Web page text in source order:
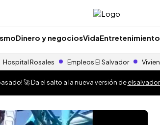
Dinero y negociosVidaEntretenimiento
Hospital Rosales Empleos El Salvador
🚀 Da el salto a la nueva versión de